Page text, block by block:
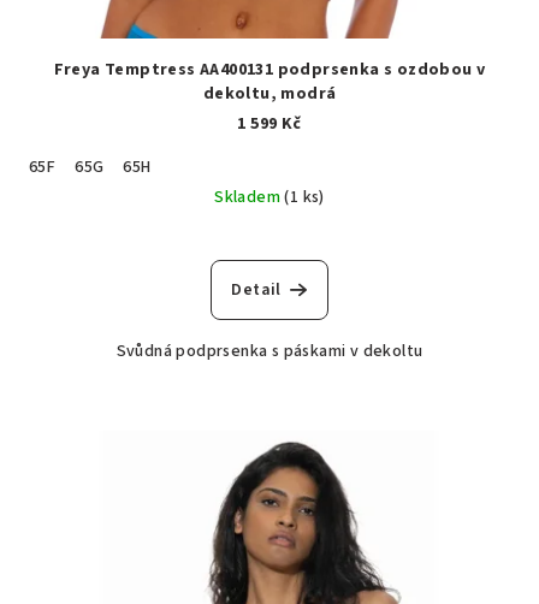
Freya Temptress AA400131 podprsenka s ozdobou v
dekoltu, modrá
1 599 Kč
65F
65G
65H
Skladem(1 ks)
Detail
Svůdná podprsenka s páskami v dekoltu